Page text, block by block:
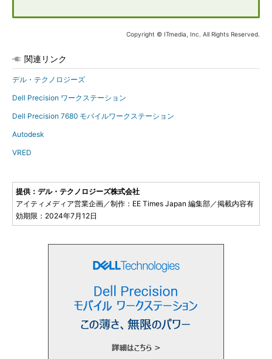
Copyright © ITmedia, Inc. All Rights Reserved.
関連リンク
デル・テクノロジーズ
Dell Precision ワークステーション
Dell Precision 7680 モバイルワークステーション
Autodesk
VRED
提供：デル・テクノロジーズ株式会社
アイティメディア営業企画／制作：EE Times Japan 編集部／掲載内容有
効期限：2024年7月12日